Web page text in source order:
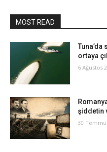
MOST READ
ortaya
6 Ağustos
şiddetin
30